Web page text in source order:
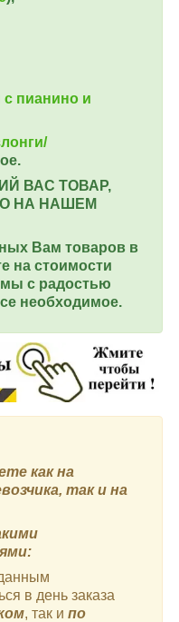
пианино и
ВАС ТОВАР,
НА НАШЕМ
Вам товаров в
на стоимости
мы с радостью
необходимое.
как на
так и на
в день заказа
, так и по